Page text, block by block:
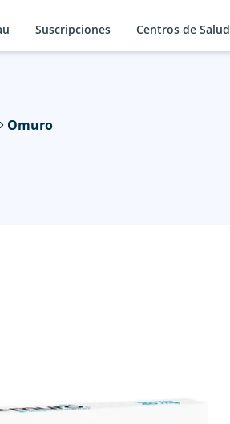
Suscripciones Centros de Salud
Omuro